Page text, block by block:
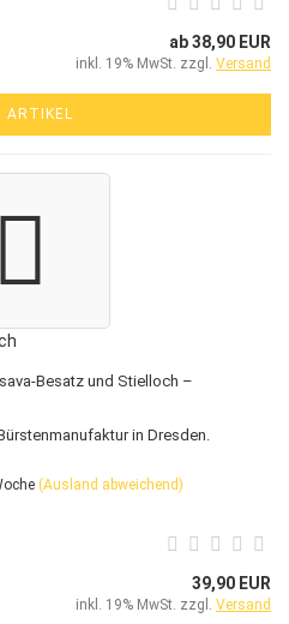
ab 38,90 EUR
inkl. 19% MwSt. zzgl. Versand
ARTIKEL
Besatz und Stielloch –
in Dresden.
(Ausland abweichend)
39,90 EUR
inkl. 19% MwSt. zzgl. Versand